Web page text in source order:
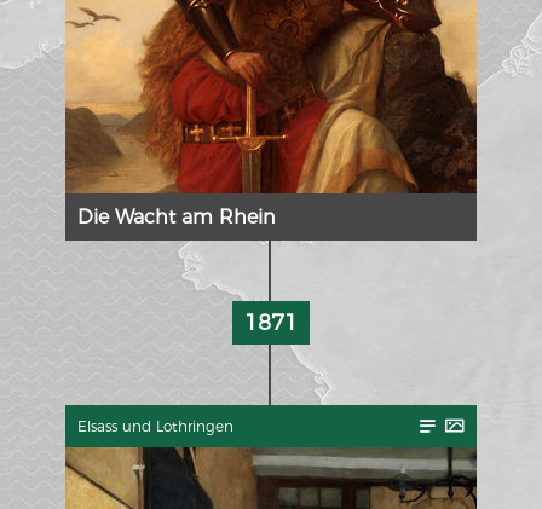
Die Wacht am Rhein
1871
Elsass und Lothringen